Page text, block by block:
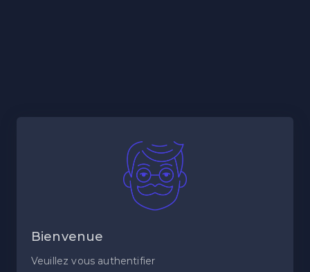
Bienvenue
Veuillez vous authentifier